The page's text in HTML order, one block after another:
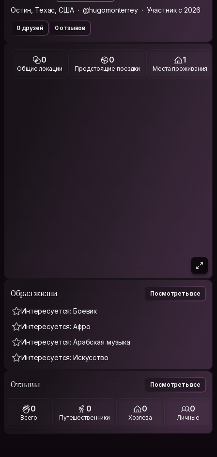
Остин, Техас, США @hugomonterrey Участник с 2026
0 друзей 0 отзывов
0
Общие локации
0
Предстоящие поездки
1
Места проживания
Образ жизни Посмотреть все
Интересуется: Боевик
Интересуется: Афро
Интересуется: Арабская музыка
Интересуется: Искусство
Отзывы Посмотреть все
0
Всего
0
Путешественники
0
Хозяева
0
Личные